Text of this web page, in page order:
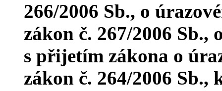
266/2006 Sb., o
zákon č. 267/2006 Sb.,
s přijetím zákona o
zákon č. 264/2006 Sb.,